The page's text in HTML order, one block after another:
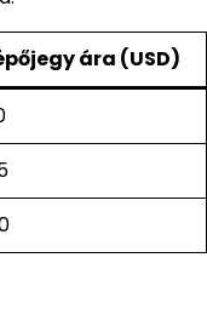
ára (USD)